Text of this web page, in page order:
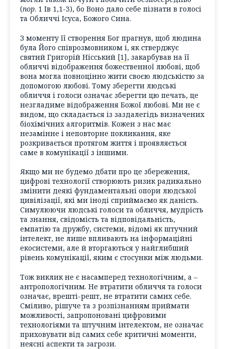
(пор. 1 Ів 1,1-3), бо Воно дало себе пізнати в голосі
та Обличчі Ісуса, Божого Сина.
З моменту її створення Бог прагнув, щоб людина
була Його співрозмовником і, як стверджує
святий Григорій Нісський [1], закарбував на її
обличчі відображення божественної любові, щоб
вона могла повноцінно жити своєю людськістю за
допомогою любові. Тому зберегти людські
обличчя і голоси означає зберегти цю печать, це
незгладиме відображення Божої любові. Ми не є
видом, що складається із заздалегідь визначених
біохімічних алгоритмів. Кожен з нас має
незамінне і неповторне покликання, яке
розкривається протягом життя і проявляється
саме в комунікації з іншими.
Якщо ми не будемо дбати про це збереження,
цифрові технології створюють ризик радикально
змінити деякі фундаментальні опори людської
цивілізації, які ми іноді сприймаємо як даність.
Симулюючи людські голоси та обличчя, мудрість
та знання, свідомість та відповідальність,
емпатію та дружбу, системи, відомі як штучний
інтелект, не лише впливають на інформаційні
екосистеми, але й вторгаються у найглибший
рівень комунікації, яким є стосунки між людьми.
Тож виклик не є насамперед технологічним, а –
антропологічним. Не втратити обличчя та голоси
означає, врешті-решт, не втратити самих себе.
Сміливо, рішуче та з розпізнанням приймати
можливості, запропоновані цифровими
технологіями та штучним інтелектом, не означає
приховувати від самих себе критичні моменти,
неясні аспекти та загрози.